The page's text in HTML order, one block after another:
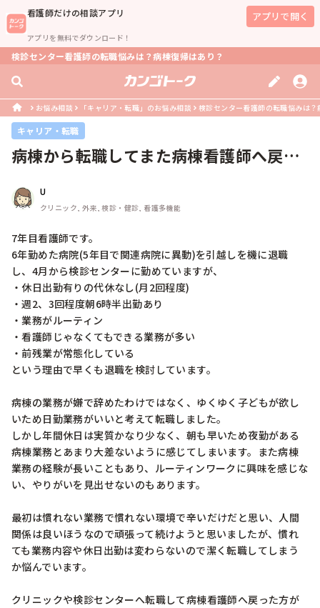
看護師だけの相談アプリ
アプリを無料でダウンロード！
アプリで開く
検診センター看護師の転職悩みは？病棟復帰はあり？
お悩み相談 「キャリア・転職」のお悩み相談 検診センター看護師の転職悩みは
キャリア・転職
病棟から転職してまた病棟看護師へ戻っ
U
クリニック, 外来, 検診・健診, 看護多機能
7年目看護師です。
6年勤めた病院(5年目で関連病院に異動)を引越しを機に退職
し、4月から検診センターに勤めていますが、
・休日出勤有りの代休なし(月2回程度)
・週2、3回程度朝6時半出勤あり
・業務がルーティン
・看護師じゃなくてもできる業務が多い
・前残業が常態化している
という理由で早くも退職を検討しています。
病棟の業務が嫌で辞めたわけではなく、ゆくゆく子どもが欲し
いため日勤業務がいいと考えて転職しました。
しかし年間休日は実質かなり少なく、朝も早いため夜勤がある
病棟業務とあまり大差ないように感じてしまいます。また病棟
業務の経験が長いこともあり、ルーティンワークに興味を感じな
い、やりがいを見出せないのもあります。
最初は慣れない業務で慣れない環境で辛いだけだと思い、人間
関係は良いほうなので頑張って続けようと思いましたが、慣れ
ても業務内容や休日出勤は変わらないので潔く転職してしまう
か悩んでいます。
クリニックや検診センターへ転職して病棟看護師へ戻った方が